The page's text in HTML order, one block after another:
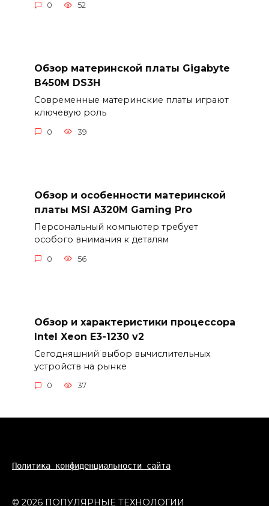
0 52
Обзор материнской платы Gigabyte
B450M DS3H
Современные материнские платы играют
ключевую роль
0 39
Обзор и особенности материнской
платы MSI A320M Gaming Pro
Персональный компьютер требует
особого внимания к деталям
0 56
Обзор и характеристики процессора
Intel Xeon E3-1230 v2
Сегодняшний выбор вычислительных
устройств на рынке
0 37
Политика конфиденциальности сайта
© 2026 ПОПУЛЯРНЫЕ ТЕХНОЛОГИИ